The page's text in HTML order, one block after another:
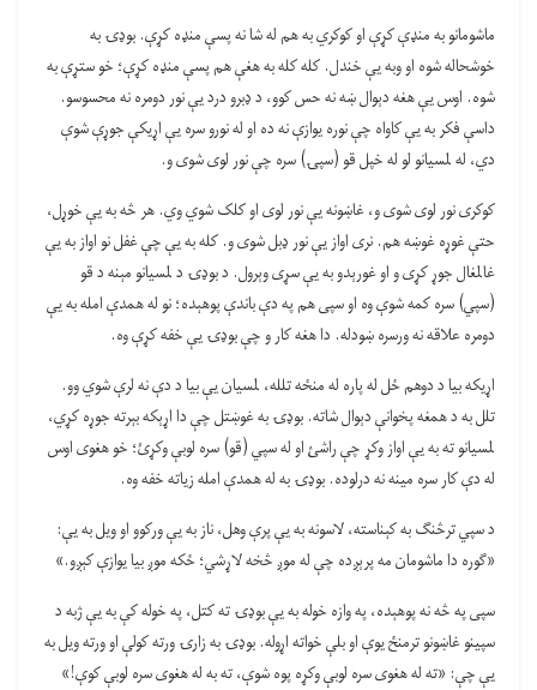
ماشومانو به منډې کړې او کوکري به هم له شا نه پسې منډه کړې. بوډۍ به
خوشحاله شوه او وبه یې خندل. کله کله به هغې هم پسې منډه کړې؛ خو ستړې به
شوه. اوس یې هغه دېوال ښه نه حس کوو، د ډبرو درد یې نور دومره نه محسوسو.
داسې فکر به یې کاواه چې نوره یوازې نه ده او له نورو سره یې اړیکې جوړې شوې
دي، له لمسیانو لو له خپل قو (سپۍ) سره چې نور لوی شوی و.
کوکری نور لوی شوی و، غاښونه یې نور لوی او کلک شوي وي. هر څه به یې خوړل،
حتې غوړه غوښه هم. نری اواز یې نور ډبل شوی و. کله به يې چې غفل نو اواز به یې
غالمغال جوړ کړی و او غورېدو به یې سړی وېرول. د بوډۍ د لمسیانو مېنه د قو
(سپي) سره کمه شوې وه او سپی هم په دې باندې پوهېده؛ نو له همدې امله به یې
دومره علاقه نه ورسره ښودله. دا هغه کار و چې بوډۍ یې خفه کړې وه.
اړیکه بیا د دوهم ځل له پاره له منځه تلله، لمسیان یې بیا د دې نه لرې شوي وو.
تلل به د همغه پخوانې دېوال شاته. بوډۍ به غوښتل چې دا اړېکه بېرته جوړه کړي،
لمسیانو ته به یې اواز وکړ چې راشئ او له سپي (قو) سره لوبې وکړئ؛ خو هغوی اوس
له دې کار سره مینه نه درلوده. بوډۍ به له همدې امله زیاته خفه وه.
د سپي ترڅنګ به کېناسته، لاسونه به یې پرې وهل، ناز به یې ورکوو او ویل به یې:
«ګوره دا ماشومان مه پرېږده چې له موږ څخه لاړشي؛ ځکه موږ بیا یوازې کېږو.»
سپی په څه نه پوهېده، په وازه خوله به یې بوډۍ ته کتل، په خوله کې به یې ژبه د
سپینو غاښونو ترمنځ یوې او بلې خواته اړوله. بوډۍ به زارۍ ورته کولې او ورته ویل به
یې چې: «ته له هغوی سره لوبې وکړه پوه شوې، ته به له هغوی سره لوبې کوې!»